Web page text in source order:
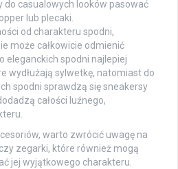
do casualowych looków pasować
lub plecaki.
od charakteru spodni,
może całkowicie odmienić
eleganckich spodni najlepiej
wydłużają sylwetkę, natomiast do
spodni sprawdzą się sneakersy
całości luźnego,
warto zwrócić uwagę na
zegarki, które również mogą
jej wyjątkowego charakteru.